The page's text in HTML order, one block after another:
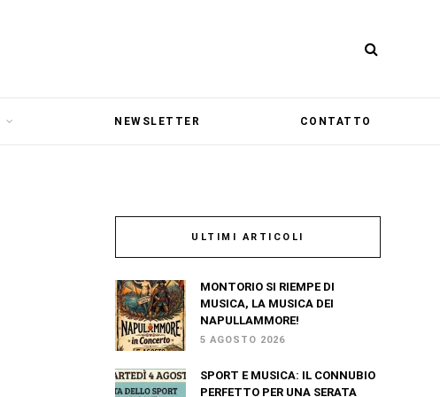
NEWSLETTER CONTATTO
ULTIMI ARTICOLI
MONTORIO SI RIEMPE DI
MUSICA, LA MUSICA DEI
NAPULLAMMORE!
5 AGOSTO 2026
SPORT E MUSICA: IL CONNUBIO
PERFETTO PER UNA SERATA